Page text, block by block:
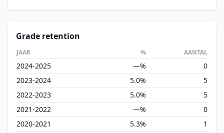
Grade retention
JAAR % AANTAL
2024-2025 —%
0
2023-2024
5.0%
5
2022-2023
5.0%
5
2021-2022
—%
0
2020-2021
5.3%
1